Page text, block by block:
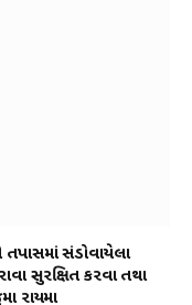
સંડોવાયેલા
સુરક્ષિત કરવા તથા
રાયમા